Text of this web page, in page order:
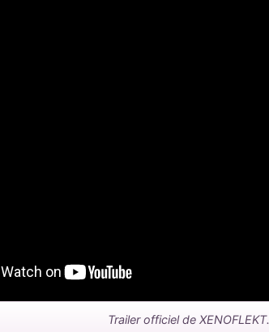
Trailer officiel de XENOFLEKT.